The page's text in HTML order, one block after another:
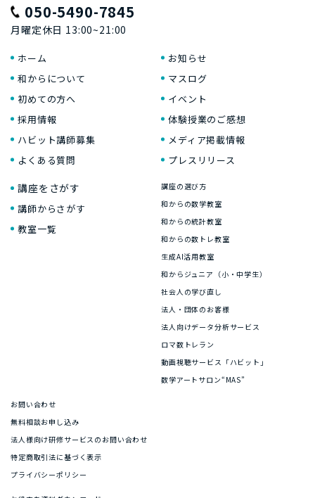
050-5490-7845
月曜定休日 13:00~21:00
ホーム
和からについて
初めての方へ
採用情報
ハビット講師募集
よくある質問
お知らせ
マスログ
イベント
体験授業のご感想
メディア掲載情報
プレスリリース
講座をさがす
講師からさがす
教室一覧
講座の選び方
和からの数学教室
和からの統計教室
和からの数トレ教室
生成AI活用教室
和からジュニア（小・中学生）
社会人の学び直し
法人・団体のお客様
法人向けデータ分析サービス
ロマ数トレラン
動画視聴サービス「ハビット」
数学アートサロン“MAS”
お問い合わせ
無料相談お申し込み
法人様向け研修サービスのお問い合わせ
特定商取引法に基づく表示
プライバシーポリシー